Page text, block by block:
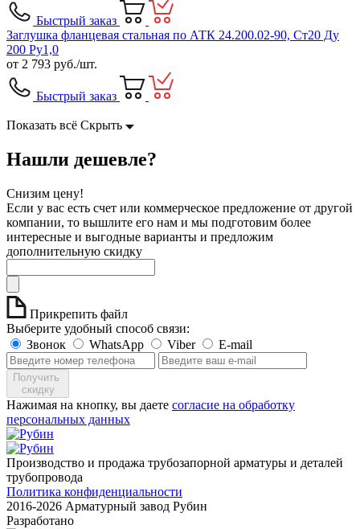
Быстрый заказ
Заглушка фланцевая стальная по АТК 24.200.02-90, Ст20 Ду
200 Ру1,0
от 2 793 руб./шт.
Быстрый заказ
Показать всё Скрыть
Нашли дешевле?
Снизим цену!
Если у вас есть счет или коммерческое предложение от другой
компании, то вышлите его нам и мы подготовим более
интересные и выгодные варианты и предложим
дополнительную скидку
Прикрепить файл
Выберите удобный способ связи:
Звонок
WhatsApp Viber E-mail
Получить
скидку
Нажимая на кнопку, вы даете согласие на обработку
персональных данных
Производство и продажа трубозапорной арматуры и деталей
трубопровода
Политика конфиденциальности
2016-2026 Арматурный завод Рубин
Разработано